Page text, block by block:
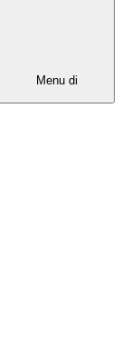
Menu di